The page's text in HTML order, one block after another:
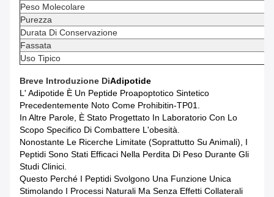
Peso Molecolare
Purezza
Durata Di Conservazione
Fassata
Uso Tipico
Breve Introduzione DiAdipotide
L' Adipotide È Un Peptide Proapoptotico Sintetico
Precedentemente Noto Come Prohibitin-TP01.
In Altre Parole, È Stato Progettato In Laboratorio Con Lo
Scopo Specifico Di Combattere L'obesità.
Nonostante Le Ricerche Limitate (soprattutto Su Animali), I
Peptidi Sono Stati Efficaci Nella Perdita Di Peso Durante Gli
Studi Clinici.
Questo Perché I Peptidi Svolgono Una Funzione Unica
Stimolando I Processi Naturali Ma Senza Effetti Collaterali